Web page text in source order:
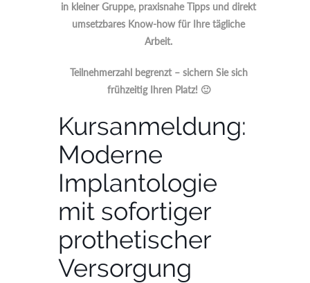
in kleiner Gruppe, praxisnahe Tipps und direkt
umsetzbares Know-how für Ihre tägliche
Arbeit.
Teilnehmerzahl begrenzt – sichern Sie sich
frühzeitig Ihren Platz! 🙂
Kursanmeldung:
Moderne
Implantologie
mit sofortiger
prothetischer
Versorgung